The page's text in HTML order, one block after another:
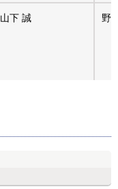
山下 誠 野